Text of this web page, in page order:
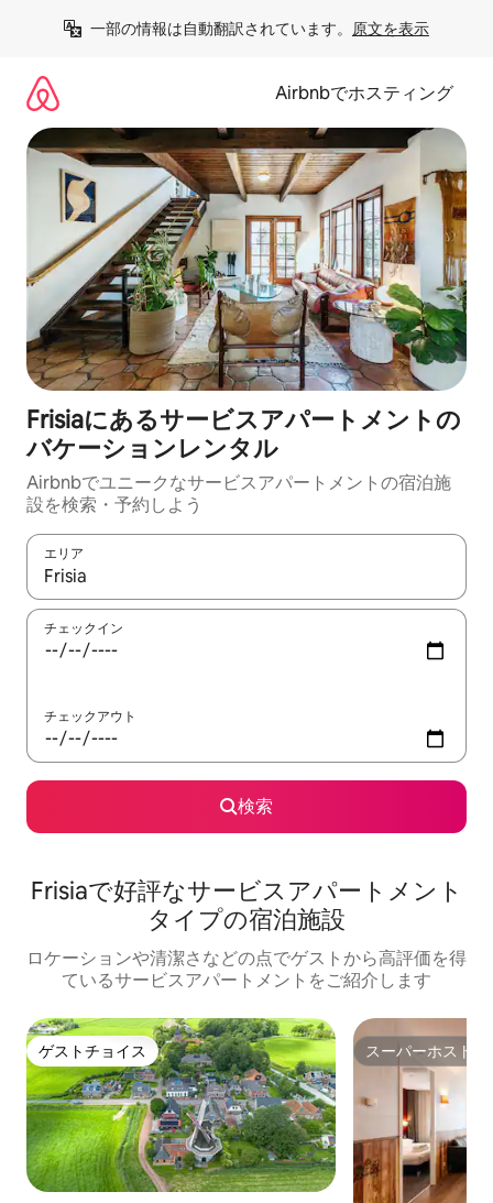
一部の情報は自動翻訳されています。 原文を表示
Airbnbでホスティング
Frisiaにあるサービスアパートメントの
バケーションレンタル
Airbnbでユニークなサービスアパートメントの宿泊施
設を検索・予約しよう
エリア
検索結果が表示されたら、上下の矢印キーを使って移動するか
チェックイン
チェックアウト
検索
Frisiaで好評なサービスアパートメント
タイプの宿泊施設
ロケーションや清潔さなどの点でゲストから高評価を得
ているサービスアパートメントをご紹介します
ゲストチョイス
ゲストチョイス スーパーホスト
スーパーホスト